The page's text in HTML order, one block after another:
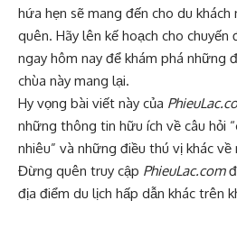
hứa hẹn sẽ mang đến cho du
quên. Hãy lên kế hoạch cho chuyến
ngay hôm nay để khám phá những
chùa này mang lại.
Hy vọng bài viết này của
những thông tin hữu ích về câu hỏi
nhiêu” và những điều thú vị khác
Đừng quên truy cập PhieuLac.com
địa điểm du lịch hấp dẫn khác trên